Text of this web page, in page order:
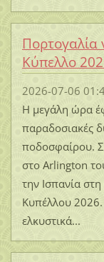
Πορτογαλία
Κύπελλο
2026-07-06
Η μεγάλη ώρα
παραδοσιακές
ποδοσφαίρου.
στο Arlington
την Ισπανία
Κυπέλλου 2026.
ελκυστικά...